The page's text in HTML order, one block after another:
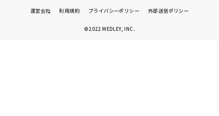
運営会社 利用規約 プライバシーポリシー 外部送信ポリシー
©2022 MEDLEY, INC.